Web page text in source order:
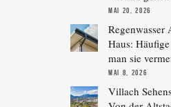
MAI 20, 2026
Regenwasser
Haus:
man sie
MAI 8, 2026
Villach